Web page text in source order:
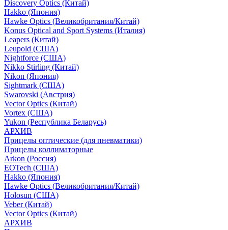
Discovery Optics (Китай)
Hakko (Япония)
Hawke Optics (Великобритания/Китай)
Konus Optical and Sport Systems (Италия)
Leapers (Китай)
Leupold (США)
Nightforce (США)
Nikko Stirling (Китай)
Nikon (Япония)
Sightmark (США)
Swarovski (Австрия)
Vector Optics (Китай)
Vortex (США)
Yukon (Республика Беларусь)
АРХИВ
Прицелы оптические (для пневматики)
Прицелы коллиматорные
Arkon (Россия)
EOTech (США)
Hakko (Япония)
Hawke Optics (Великобритания/Китай)
Holosun (США)
Veber (Китай)
Vector Optics (Китай)
АРХИВ